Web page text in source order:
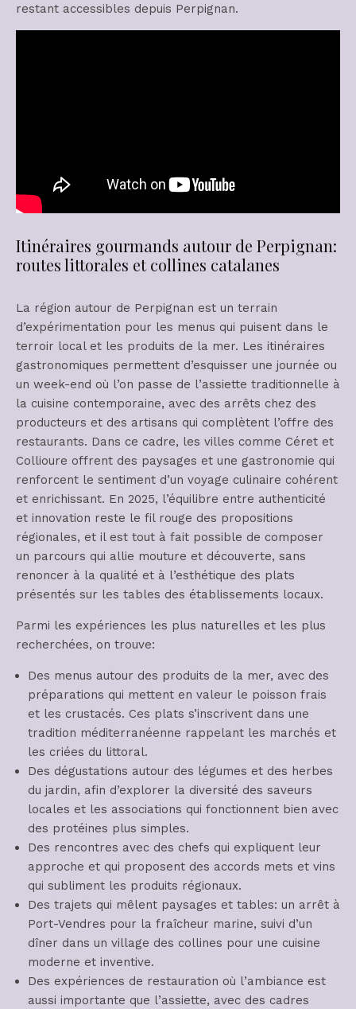
restant accessibles depuis Perpignan.
Itinéraires gourmands autour de Perpignan:
routes littorales et collines catalanes
La région autour de Perpignan est un terrain
d’expérimentation pour les menus qui puisent dans le
terroir local et les produits de la mer. Les itinéraires
gastronomiques permettent d’esquisser une journée ou
un week-end où l’on passe de l’assiette traditionnelle à
la cuisine contemporaine, avec des arrêts chez des
producteurs et des artisans qui complètent l’offre des
restaurants. Dans ce cadre, les villes comme Céret et
Collioure offrent des paysages et une gastronomie qui
renforcent le sentiment d’un voyage culinaire cohérent
et enrichissant. En 2025, l’équilibre entre authenticité
et innovation reste le fil rouge des propositions
régionales, et il est tout à fait possible de composer
un parcours qui allie mouture et découverte, sans
renoncer à la qualité et à l’esthétique des plats
présentés sur les tables des établissements locaux.
Parmi les expériences les plus naturelles et les plus
recherchées, on trouve:
Des menus autour des produits de la mer, avec des
préparations qui mettent en valeur le poisson frais
et les crustacés. Ces plats s’inscrivent dans une
tradition méditerranéenne rappelant les marchés et
les criées du littoral.
Des dégustations autour des légumes et des herbes
du jardin, afin d’explorer la diversité des saveurs
locales et les associations qui fonctionnent bien avec
des protéines plus simples.
Des rencontres avec des chefs qui expliquent leur
approche et qui proposent des accords mets et vins
qui subliment les produits régionaux.
Des trajets qui mêlent paysages et tables: un arrêt à
Port-Vendres pour la fraîcheur marine, suivi d’un
dîner dans un village des collines pour une cuisine
moderne et inventive.
Des expériences de restauration où l’ambiance est
aussi importante que l’assiette, avec des cadres